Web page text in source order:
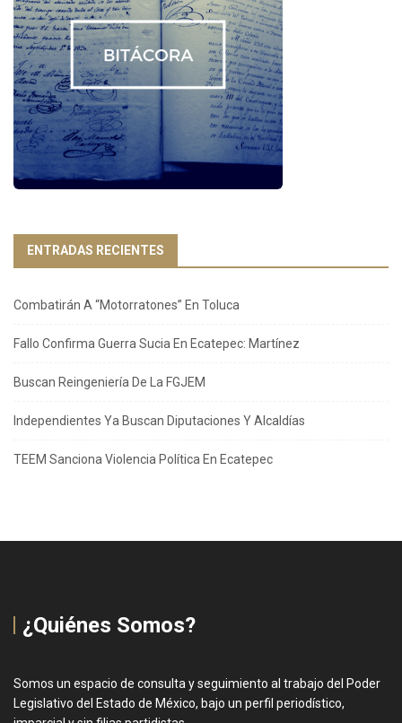
ENTRADAS RECIENTES
Combatirán A “Motorratones” En Toluca
Fallo Confirma Guerra Sucia En Ecatepec: Martínez
Buscan Reingeniería De La FGJEM
Independientes Ya Buscan Diputaciones Y Alcaldías
TEEM Sanciona Violencia Política En Ecatepec
¿Quiénes Somos?
Somos un espacio de consulta y seguimiento al trabajo del Poder
Legislativo del Estado de México, bajo un perfil periodístico,